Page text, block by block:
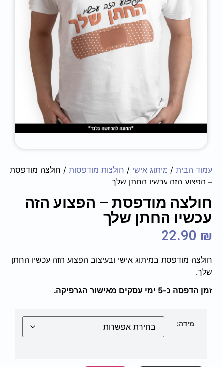
9.90₪
+
ADD
עמוד הבית / מיתוג אישי / חולצות מודפסות / חולצה מודפסת
– הפצוע הזה עכשיו החתן שלך
חולצה מודפסת – הפצוע הזה
עכשיו החתן שלך
22.90 ₪
חולצה מודפסת במיתוג אישי ובעיצוב הפצוע הזה עכשיו החתן
שלך.
זמן הדפסה כ-5 ימי עסקים מאישור הגרפיקה.
מידה: